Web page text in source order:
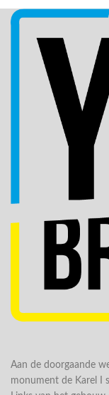
Aan de doorgaande
monument de Karel I